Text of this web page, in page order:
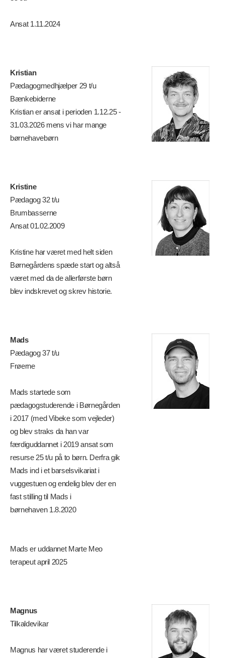
Ansat 1.11.2024
Kristian
Pædagogmedhjælper 29 t/u
Bænkebiderne
Kristian er ansat i perioden 1.12.25 -
31.03.2026 mens vi har mange
børnehavebørn
Kristine
Pædagog 32 t/u
Brumbasserne
Ansat 01.02.2009
Kristine har været med helt siden
Børnegårdens spæde start og altså
været med da de allerførste børn
blev indskrevet og skrev historie.
Mads
Pædagog 37 t/u
Frøerne
Mads startede som
pædagogstuderende i Børnegården
i 2017 (med Vibeke som vejleder)
og blev straks da han var
færdiguddannet i 2019 ansat som
resurse 25 t/u på to børn. Derfra gik
Mads ind i et barselsvikariat i
vuggestuen og endelig blev der en
fast stilling til Mads i
børnehaven 1.8.2020
Mads er uddannet Marte Meo
terapeut april 2025
Magnus
Tilkaldevikar
Magnus har været studerende i